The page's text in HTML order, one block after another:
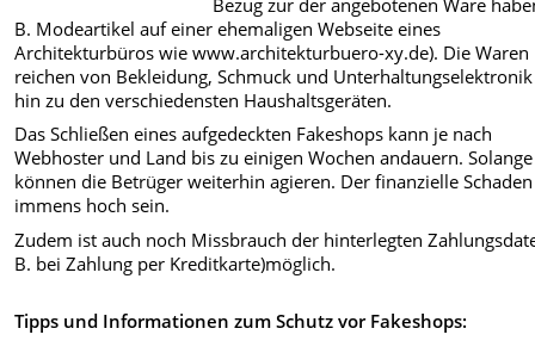
B. Modeartikel auf einer ehemaligen Webseite eines
Architekturbüros wie www.architekturbuero-xy.de). Die Waren
reichen von Bekleidung, Schmuck und
hin zu den verschiedensten Haushaltsgeräten.
Das Schließen eines aufgedeckten Fakeshops kann je nach
Webhoster und Land bis zu einigen Wochen andauern. Solange
können die Betrüger weiterhin agieren. Der finanzielle
immens hoch sein.
Zudem ist auch noch Missbrauch der hinterlegten
B. bei Zahlung per Kreditkarte)möglich.
Tipps und Informationen zum Schutz vor Fakeshops: